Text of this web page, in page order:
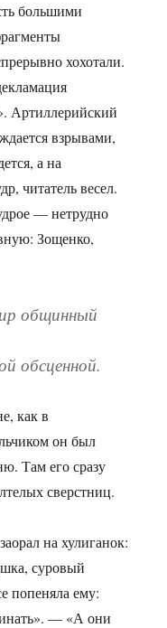
большими
хохотали.
Артиллерийский
взрывами,
а на
читатель весел.
— нетрудно
Зощенко,
общинный
обсценной.
как в
он был
Там его сразу
сверстниц.
на хулиганок:
суровый
попеняла ему:
— «А они